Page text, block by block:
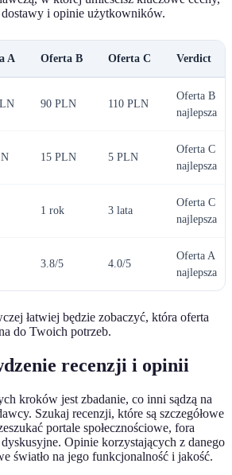
i opinie użytkowników.
A Oferta B Oferta C Verdict
90 PLN 110 PLN
Oferta B
najlepsza
15 PLN 5 PLN
Oferta C
najlepsza
1 rok 3 lata
Oferta C
najlepsza
3.8/5 4.0/5
Oferta A
najlepsza
łatwiej będzie zobaczyć, która oferta
do Twoich potrzeb.
recenzji i opinii
kroków jest zbadanie, co inni sądzą na
Szukaj recenzji, które są szczegółowe
portale społecznościowe, fora
Opinie korzystających z danego
światło na jego funkcjonalność i jakość.